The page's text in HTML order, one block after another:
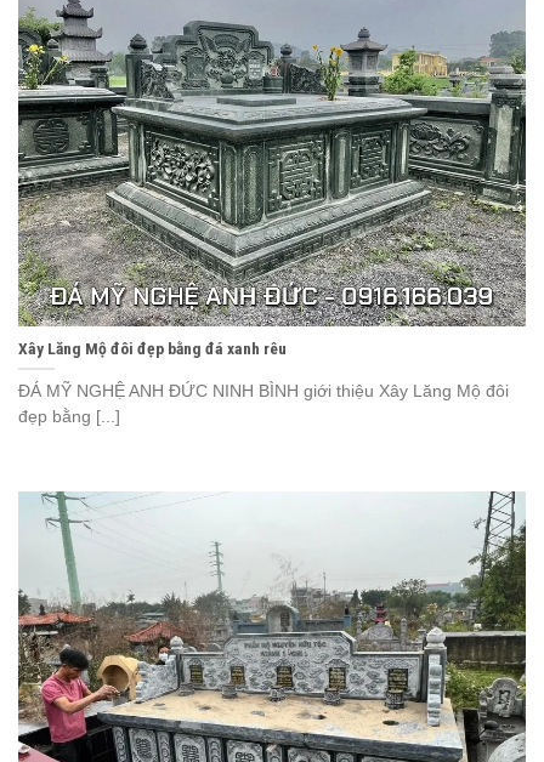
Xây Lăng Mộ đôi đẹp bằng đá xanh rêu
ĐÁ MỸ NGHỆ ANH ĐỨC NINH BÌNH giới thiệu Xây Lăng Mộ đôi
đẹp bằng [...]